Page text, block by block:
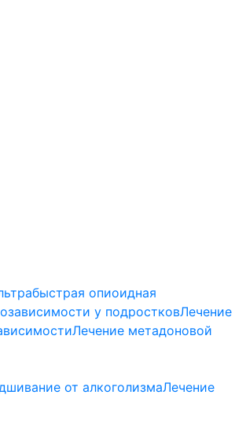
опиоидная
у подростковЛечение
Лечение метадоновой
от алкоголизмаЛечение